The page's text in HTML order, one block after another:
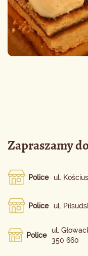
Zapraszamy
Police ul.
Police ul.
Police
ul.
350 660